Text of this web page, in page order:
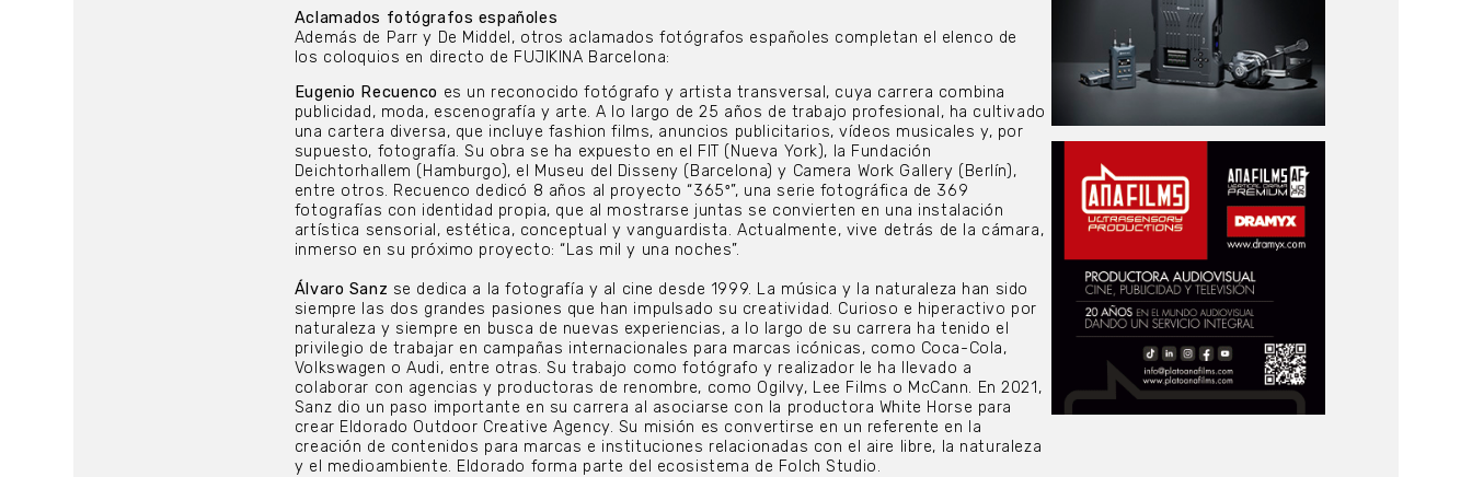
Aclamados fotógrafos españoles
Además de Parr y De Middel, otros aclamados fotógrafos españoles completan el elenco de
los coloquios en directo de FUJIKINA Barcelona:
Eugenio Recuenco es un reconocido fotógrafo y artista transversal, cuya carrera combina
publicidad, moda, escenografía y arte. A lo largo de 25 años de trabajo profesional, ha cultivado
una cartera diversa, que incluye fashion films, anuncios publicitarios, vídeos musicales y, por
supuesto, fotografía. Su obra se ha expuesto en el FIT (Nueva York), la Fundación
Deichtorhallem (Hamburgo), el Museu del Disseny (Barcelona) y Camera Work Gallery (Berlín),
entre otros. Recuenco dedicó 8 años al proyecto “365º”, una serie fotográfica de 369
fotografías con identidad propia, que al mostrarse juntas se convierten en una instalación
artística sensorial, estética, conceptual y vanguardista. Actualmente, vive detrás de la cámara,
inmerso en su próximo proyecto: “Las mil y una noches”.
Álvaro Sanz se dedica a la fotografía y al cine desde 1999. La música y la naturaleza han sido
siempre las dos grandes pasiones que han impulsado su creatividad. Curioso e hiperactivo por
naturaleza y siempre en busca de nuevas experiencias, a lo largo de su carrera ha tenido el
privilegio de trabajar en campañas internacionales para marcas icónicas, como Coca-Cola,
Volkswagen o Audi, entre otras. Su trabajo como fotógrafo y realizador le ha llevado a
colaborar con agencias y productoras de renombre, como Ogilvy, Lee Films o McCann. En 2021,
Sanz dio un paso importante en su carrera al asociarse con la productora White Horse para
crear Eldorado Outdoor Creative Agency. Su misión es convertirse en un referente en la
creación de contenidos para marcas e instituciones relacionadas con el aire libre, la naturaleza
y el medioambiente. Eldorado forma parte del ecosistema de Folch Studio.